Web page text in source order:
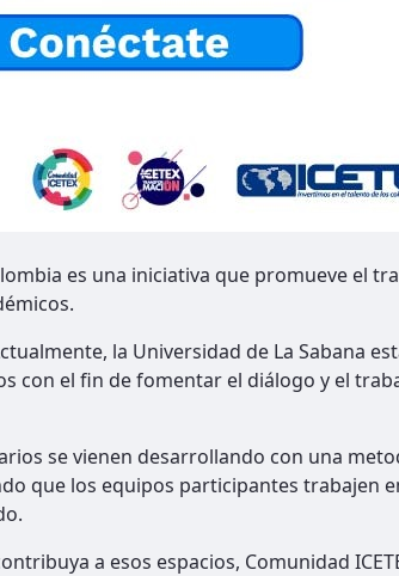
es una iniciativa que promueve el
la Universidad de La Sabana
con el fin de fomentar el diálogo y el
se vienen desarrollando con una
que los equipos participantes trabajen
a esos espacios, Comunidad